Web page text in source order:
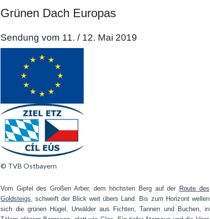
Grünen Dach Europas
Sendung vom 11. / 12. Mai 2019
© TVB Ostbayern
Vom Gipfel des Großen Arber, dem höchsten Berg auf der Route des
Goldsteigs, schweift der Blick weit übers Land. Bis zum Horizont wellen
sich die grünen Hügel, Urwälder aus Fichten, Tannen und Buchen, in